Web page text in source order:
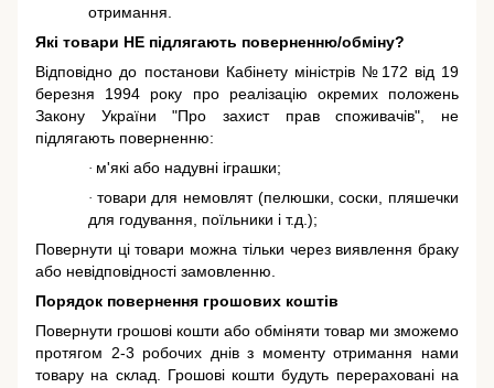
отримання.
Які товари НЕ підлягають поверненню/обміну?
Відповідно до постанови Кабінету міністрів №172 від 19
березня 1994 року про реалізацію окремих положень
Закону України "Про захист прав споживачів" , не
підлягають поверненню:
· м'які або надувні іграшки;
· товари для немовлят (пелюшки, соски, пляшечки
для годування, поїльники і т.д.);
Повернути ці товари можна тільки через виявлення браку
або невідповідності замовленню.
Порядок повернення грошових коштів
Повернути грошові кошти або обміняти товар ми зможемо
протягом 2-3 робочих днів з моменту отримання нами
товару на склад. Грошові кошти будуть перераховані на